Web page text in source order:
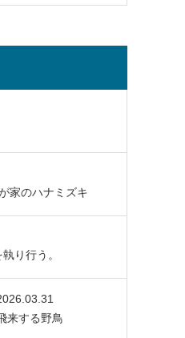
家のハナミズキ
り行う。
来する野鳥